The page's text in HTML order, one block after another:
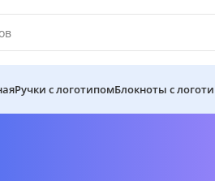
Ручки с логотипомБлокноты с